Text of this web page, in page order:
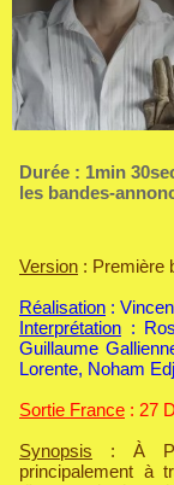
Durée : 1min
les bandes-
Version : Première
Réalisation :
Interprétation :
Guillaume
Lorente, Noham
Sortie France : 27
Synopsis : À
principalement à